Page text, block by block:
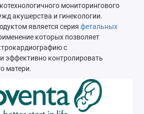
мониторингового
акушерства и гинекологии.
является серия фетальных
которых позволяет
с
эффективно контролировать
матери.